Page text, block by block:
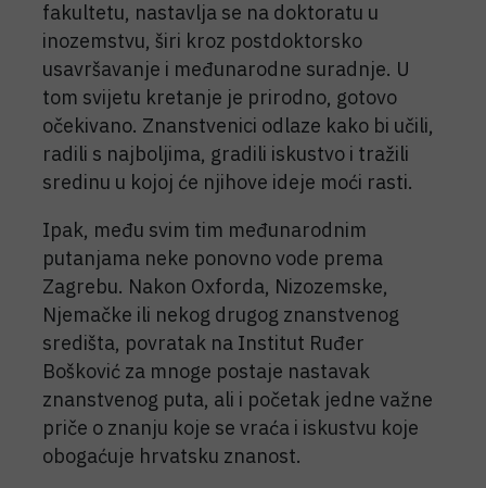
fakultetu, nastavlja se na doktoratu u
inozemstvu, širi kroz postdoktorsko
usavršavanje i međunarodne suradnje. U
tom svijetu kretanje je prirodno, gotovo
očekivano. Znanstvenici odlaze kako bi učili,
radili s najboljima, gradili iskustvo i tražili
sredinu u kojoj će njihove ideje moći rasti.
Ipak, među svim tim međunarodnim
putanjama neke ponovno vode prema
Zagrebu. Nakon Oxforda, Nizozemske,
Njemačke ili nekog drugog znanstvenog
središta, povratak na Institut Ruđer
Bošković za mnoge postaje nastavak
znanstvenog puta, ali i početak jedne važne
priče o znanju koje se vraća i iskustvu koje
obogaćuje hrvatsku znanost.